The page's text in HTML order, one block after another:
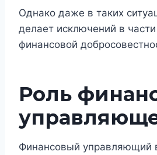
Однако даже в таких
делает исключений в
финансовой
Роль
Финансовый управляющий